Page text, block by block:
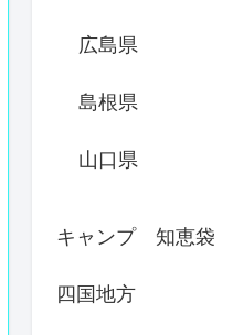
広島県
島根県
山口県
キャンプ 知恵袋
四国地方